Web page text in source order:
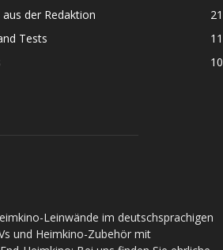
aus der Redaktion
21
Tests
11
10
Leinwände im deutschsprachigen
und Heimkino-Zubehör mit